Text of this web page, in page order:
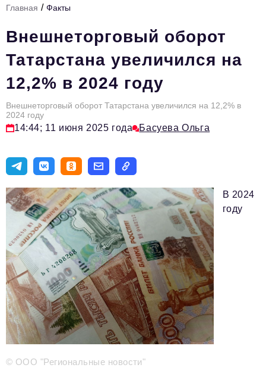
Тема номера
HR
Персона номера
Инфраструктура развития
Технологии тренды
Импортозамещение
Инвестиции
Авторские материалы
Видео
Телефон редакции:+7 495 727-01-67
Электронные почты редакции:
Информационный отдел
info@business-magazine.online
Отдел рекламы
Главная / Факты
Внешнеторговый оборот
Татарстана увеличился на
12,2% в 2024 году
Внешнеторговый оборот Татарстана увеличился на 12,2% в
2024 году
14:44; 11 июня 2025 года Басуева Ольга
© ООО "Региональные новости"
В 2024
году